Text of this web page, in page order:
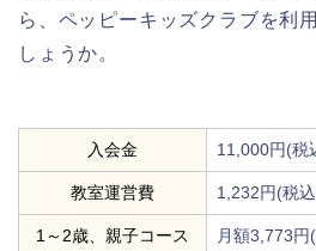
ら、ペッピーキッズクラブを利
しょうか。
入会金 11,000円(税
教室運営費 1,232円(税
1～2歳、親子コース 月額3,773円